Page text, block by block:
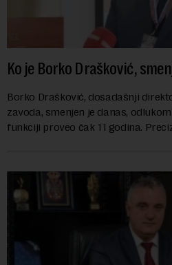
Ko je Borko Drašković,
Borko Drašković, dosadašnji
zavoda, smenjen je danas,
funkciji proveo čak 11 godina.